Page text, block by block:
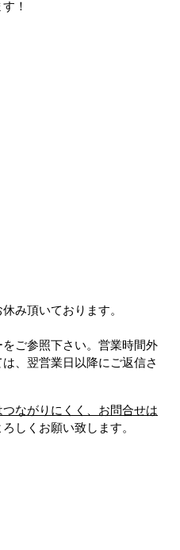
！
み頂いております。
ご参照下さい。営業時間外
、翌営業日以降にご返信さ
ながりにくく、お問合せは
しくお願い致します。